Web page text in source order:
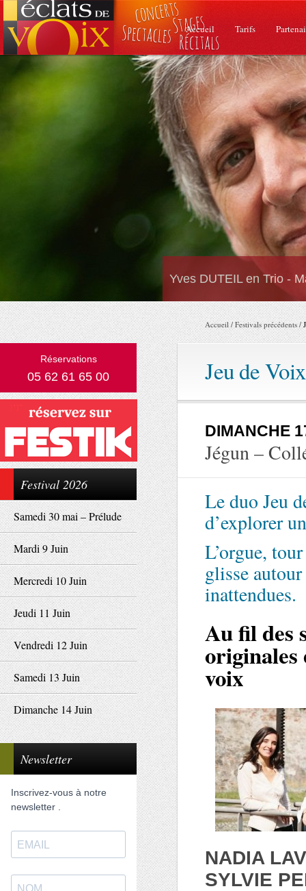
Accueil Tarifs
Yves DUTEIL en Trio -
Réservations
05 62 61 65 00
Festival 2026
Samedi 30 mai – Prélude
Mardi 9 Juin
Mercredi 10 Juin
Jeudi 11 Juin
Vendredi 12 Juin
Samedi 13 Juin
Dimanche 14 Juin
Newsletter
Inscrivez-vous à notre
newsletter .
Accueil /Festivals précédents /
Jeu de Voix
DIMANCHE
Jégun –
Le duo Jeu
d’explorer
L’orgue,
glisse
inattendues.
Au fil des
voix
NADIA
SYLVIE